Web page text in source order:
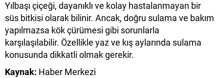
Yılbaşı çiçeği, dayanıklı ve kolay hastalanmayan bir
süs bitkisi olarak bilinir. Ancak, doğru sulama ve bakım
yapılmazsa kök çürümesi gibi sorunlarla
karşılaşılabilir. Özellikle yaz ve kış aylarında sulama
konusunda dikkatli olmak gerekir.
Kaynak: Haber Merkezi